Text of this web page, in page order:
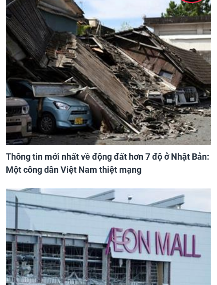
Thông tin mới nhất về động đất hơn 7 độ ở Nhật Bản:
Một công dân Việt Nam thiệt mạng